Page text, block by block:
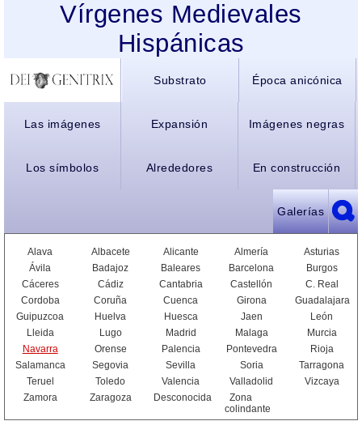
Vírgenes Medievales
Hispánicas
Substrato Época anicónica
Las imágenes Expansión Imágenes negras
Los símbolos Alrededores En construcción
Galerías
Alava Albacete Alicante Almería
Asturias
Ávila
Badajoz Baleares Barcelona
Burgos
Cáceres
Cádiz Cantabria Castellón
C. Real
Cordoba
Coruña Cuenca Girona
Guadalajara
Guipuzcoa
Huelva Huesca Jaen
León
Lleida
Lugo Madrid Malaga
Murcia
Navarra
Orense Palencia Pontevedra
Rioja
Salamanca
Segovia Sevilla Soria
Tarragona
Teruel
Toledo Valencia Valladolid
Vizcaya
Zamora
Zaragoza Desconocida
Zona
colindante